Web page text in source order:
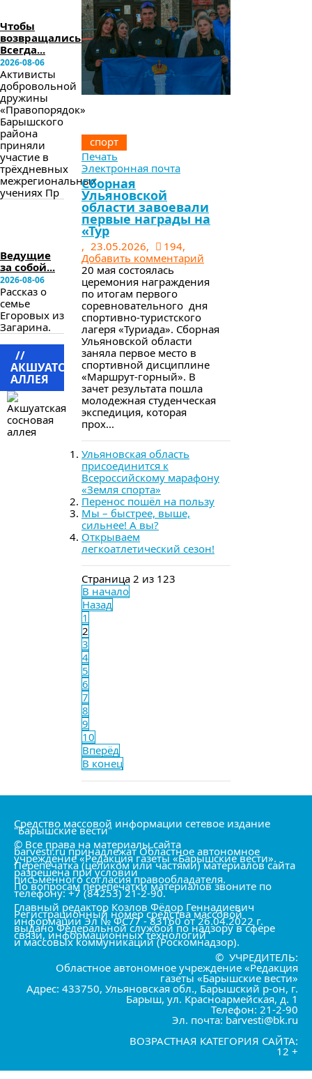
Чтобы
возвращались.
Всегда...
2026-08-06
Активисты
добровольной
дружины
«Правопорядок»
Барышского
района
приняли
участие в
трёхдневных
межрегиональных
учениях Пр
Ведущие
за собой...
2026-08-06
Рассказ о
семье
Егоровых из
Загарина.
//
АКШУАТСКАЯ
АЛЛЕЯ
спорт
Печать
Электронная почта
Сборная
Ульяновской
области завоевали
первые награды на
«Тур
, 23.05.2026,
194,
Добавить комментарий
20 мая состоялась
церемония награждения
по итогам первого
соревновательного дня
спортивно-туристского
лагеря «Туриада». Сборная
Ульяновской области
заняла первое место в
спортивной дисциплине
«Маршрут-горный». В
зачет результата пошла
молодежная студенческая
экспедиция, которая
прох...
Ульяновская область
присоединится к
Всероссийскому марафону
«Земля спорта»
Перенос пошёл на пользу
Мы – быстрее, выше,
сильнее! А вы?
Открываем
легкоатлетический сезон!
Страница 2 из 123
В начало
Назад
1
2
3
4
5
6
7
8
9
10
Вперёд
В конец
Средство массовой информации сетевое издание
"Барышские вести"
© Все права на материалы сайта
barvesti.ru принадлежат Областное автономное
учреждение «Редакция газеты «Барышские вести».
Перепечатка (целиком или частями) материалов сайта
разрешена при условии
письменного согласия правообладателя.
По вопросам перепечатки материалов звоните по
телефону: +7 (84253) 21-2-90.
Главный редактор Козлов Фёдор Геннадиевич
Регистрационный номер средства массовой
информации Эл № ФС77 - 83160 от 26.04.2022 г.
выдано Федеральной службой по надзору в сфере
связи, информационных технологий
и массовых коммуникаций (Роскомнадзор).
© УЧРЕДИТЕЛЬ:
Областное автономное учреждение «Редакция
газеты «Барышские вести»
Адрес: 433750, Ульяновская обл., Барышский р-он, г.
Барыш, ул. Красноармейская, д. 1
Телефон: 21-2-90
Эл. почта: barvesti@bk.ru
ВОЗРАСТНАЯ КАТЕГОРИЯ САЙТА:
12 +